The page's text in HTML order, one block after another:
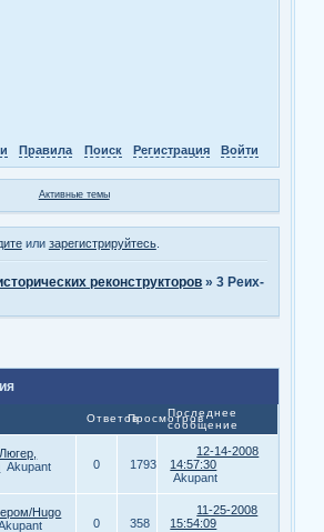
Правила Поиск Регистрация Войти
Активные темы
или зарегистрируйтесь.
реконструкторов »3 Реих-
ОтветовПросмотров
Последнее
сообщение
Akupant 0 1793
12-14-2008
14:57:30
Akupant
Hugo
0 358
11-25-2008
15:54:09